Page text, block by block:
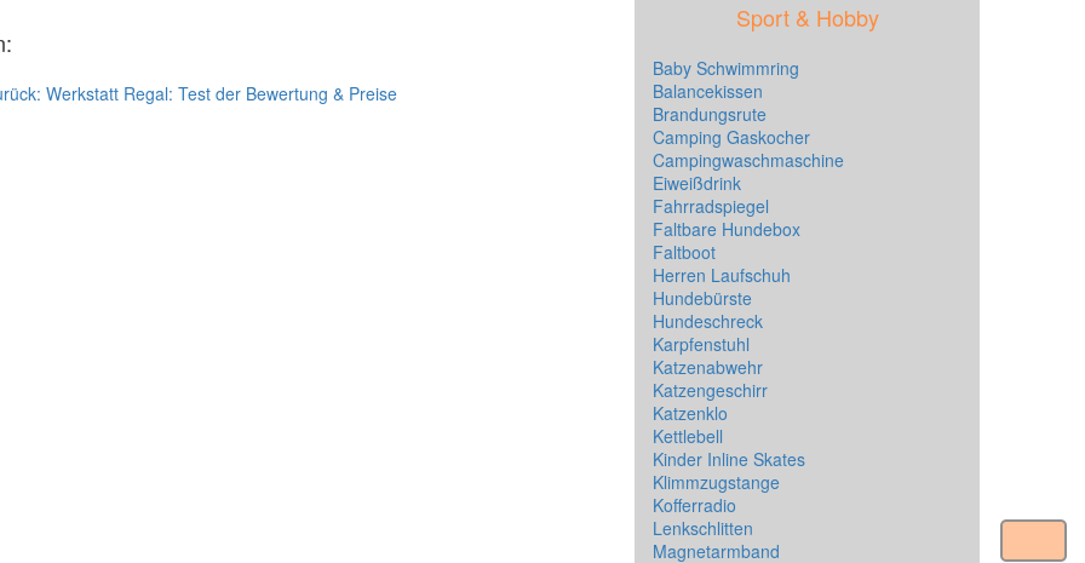
Werkstatt Regal: Test der Bewertung & Preise
Sport & Hobby
Baby Schwimmring
Balancekissen
Brandungsrute
Camping Gaskocher
Campingwaschmaschine
Eiweißdrink
Fahrradspiegel
Faltbare Hundebox
Faltboot
Herren Laufschuh
Hundebürste
Hundeschreck
Karpfenstuhl
Katzenabwehr
Katzengeschirr
Katzenklo
Kettlebell
Kinder Inline Skates
Klimmzugstange
Kofferradio
Lenkschlitten
Magnetarmband